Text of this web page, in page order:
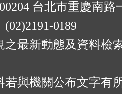
台北市重慶南路
0189
之最新動態及資料檢
若與機關公布文字有